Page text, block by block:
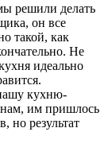
решили делать
он все
такой, как
Не
идеально
кухню-
им пришлось
но результат